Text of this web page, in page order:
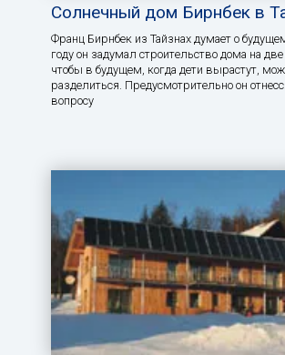
Солнечный дом Бирнбек в
Франц Бирнбек из Тайзнах думает о
году он задумал строительство дома на две
чтобы в будущем, когда дети вырастут,
разделиться. Предусмотрительно он
вопросу